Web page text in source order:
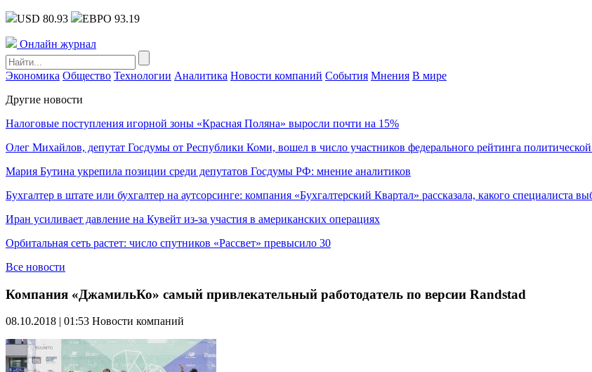
USD 80.93 ЕВРО 93.19
Онлайн журнал
Экономика Общество Технологии Аналитика Новости компаний События Мнения В мире
Другие новости
Налоговые поступления игорной зоны «Красная Поляна» выросли почти на 15%
Олег Михайлов, депутат Госдумы от Республики Коми, вошел в число участников федерального рейтинга политической
Мария Бутина укрепила позиции среди депутатов Госдумы РФ: мнение аналитиков
Бухгалтер в штате или бухгалтер на аутсорсинге: компания «Бухгалтерский Квартал» рассказала, какого специалиста
Иран усиливает давление на Кувейт из-за участия в американских операциях
Орбитальная сеть растет: число спутников «Рассвет» превысило 30
Все новости
Компания «ДжамильКо» самый привлекательный работодатель по версии Randstad
08.10.2018 | 01:53 Новости компаний